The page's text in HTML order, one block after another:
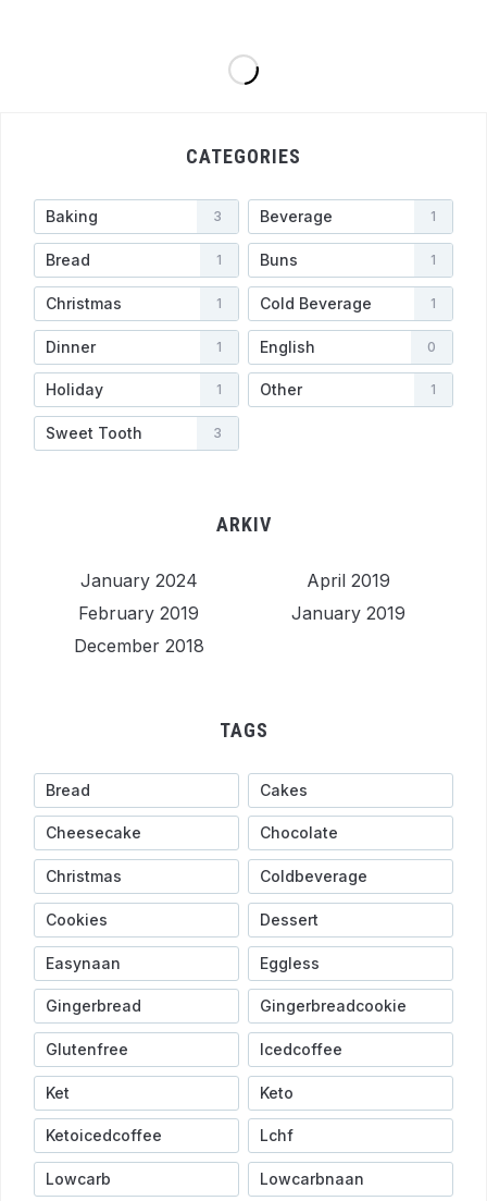
CATEGORIES
Baking 3 Beverage 1
Bread 1 Buns 1
Christmas 1 Cold Beverage 1
Dinner 1 English 0
Holiday 1 Other 1
Sweet Tooth 3
ARKIV
January 2024
April 2019
February 2019
January 2019
December 2018
TAGS
Bread Cakes
Cheesecake Chocolate
Christmas Coldbeverage
Cookies Dessert
Easynaan Eggless
Gingerbread Gingerbreadcookie
Glutenfree Icedcoffee
Ket Keto
Ketoicedcoffee Lchf
Lowcarb Lowcarbnaan